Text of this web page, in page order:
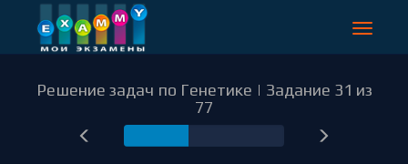
Toggle
Решение задач по Генетике | Задание 31 из
77